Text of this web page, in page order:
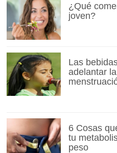
¿Qué
joven?
Las
adelantar
6 Cosas
tu
peso